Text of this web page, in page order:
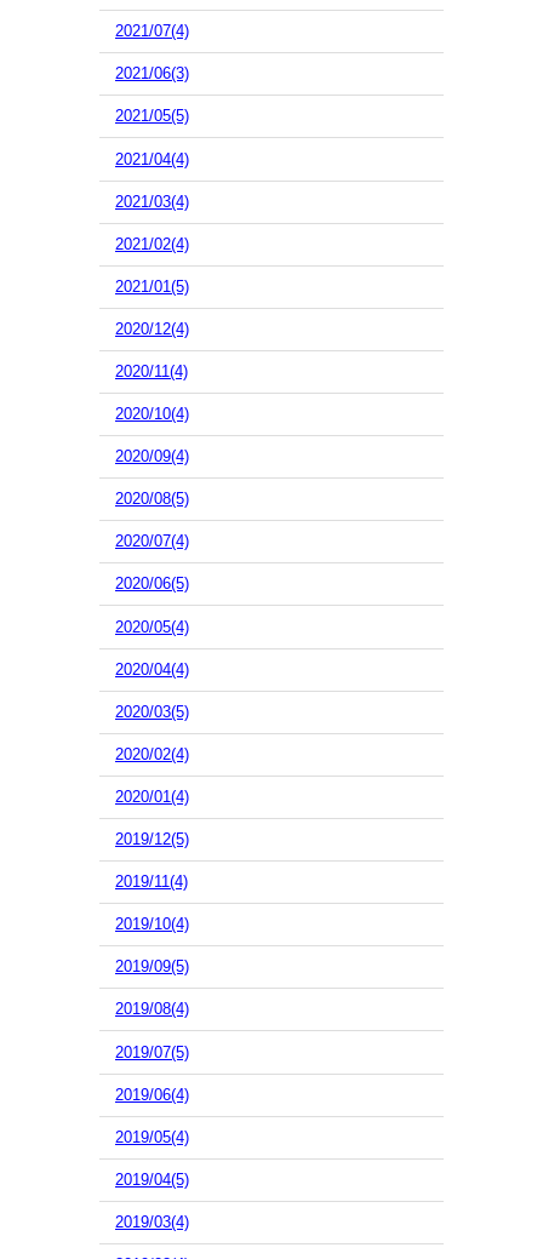
2021/07(4)
2021/06(3)
2021/05(5)
2021/04(4)
2021/03(4)
2021/02(4)
2021/01(5)
2020/12(4)
2020/11(4)
2020/10(4)
2020/09(4)
2020/08(5)
2020/07(4)
2020/06(5)
2020/05(4)
2020/04(4)
2020/03(5)
2020/02(4)
2020/01(4)
2019/12(5)
2019/11(4)
2019/10(4)
2019/09(5)
2019/08(4)
2019/07(5)
2019/06(4)
2019/05(4)
2019/04(5)
2019/03(4)